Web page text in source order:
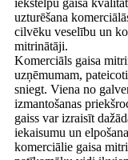
iekštelpu gaisa
uzturēšana
cilvēku veselību un
mitrinātāji.
Komerciāls gaisa
uzņēmumam,
sniegt. Viena no
izmantošanas
gaiss var izraisīt
iekaisumu un
komerciālie gaisa